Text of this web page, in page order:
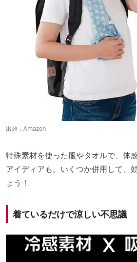
出典： Amazon
特殊素材を使った服やタオルで、体
アイディアも。いくつか併用して、
ょう！
着ているだけで涼しい不思議